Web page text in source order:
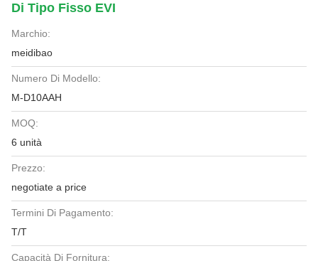
Di Tipo Fisso EVI
Marchio:
meidibao
Numero Di Modello:
M-D10AAH
MOQ:
6 unità
Prezzo:
negotiate a price
Termini Di Pagamento:
T/T
Capacità Di Fornitura: